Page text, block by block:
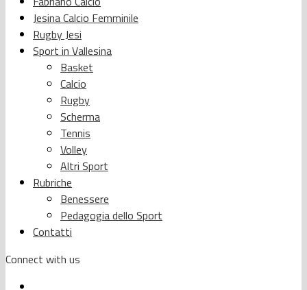
Jesina Calcio Femminile
Rugby Jesi
Sport in Vallesina
Basket
Calcio
Rugby
Scherma
Tennis
Volley
Altri Sport
Rubriche
Benessere
Pedagogia dello Sport
Contatti
Connect with us